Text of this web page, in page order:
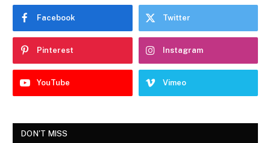
Facebook Twitter
Pinterest Instagram
YouTube Vimeo
DON'T MISS